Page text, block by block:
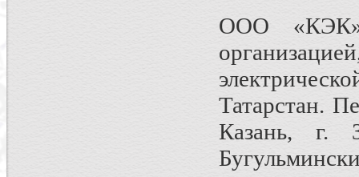
ООО «КЭК»
Татарстан.
Казань, г.